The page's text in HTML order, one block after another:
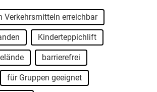
Verkehrsmitteln erreichbar
Kinderteppichlift
barrierefrei
für Gruppen geeignet